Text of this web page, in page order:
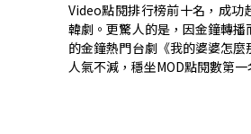
Video點閱排行榜前十名，成功
韓劇。更驚人的是，因金鐘轉播
的金鐘熱門台劇《我的婆婆怎
人氣不減，穩坐MOD點閱數第一